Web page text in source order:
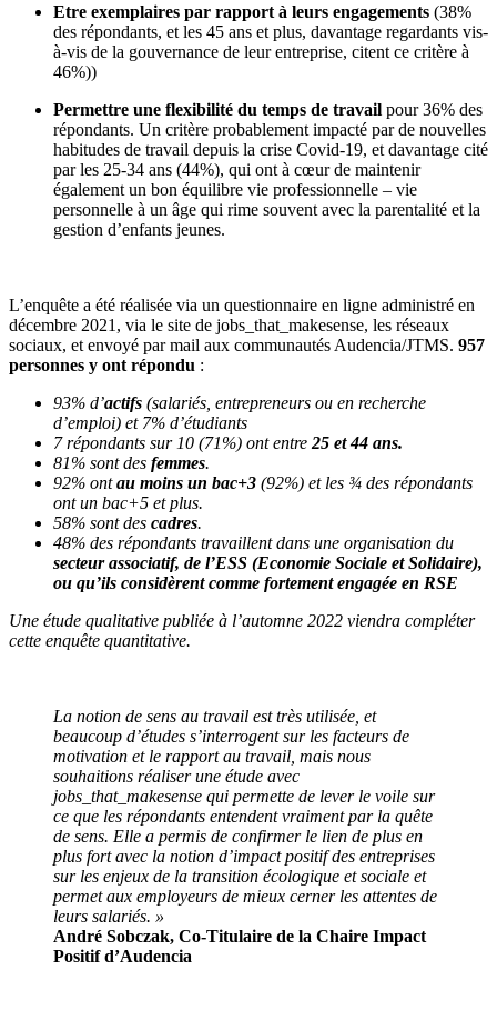
Etre exemplaires par rapport à leurs engagements (38%
des répondants, et les 45 ans et plus, davantage regardants vis-
à-vis de la gouvernance de leur entreprise, citent ce critère à
46%))
Permettre une flexibilité du temps de travail pour 36% des
répondants. Un critère probablement impacté par de nouvelles
habitudes de travail depuis la crise Covid-19, et davantage cité
par les 25-34 ans (44%), qui ont à cœur de maintenir
également un bon équilibre vie professionnelle – vie
personnelle à un âge qui rime souvent avec la parentalité et la
gestion d’enfants jeunes.
L’enquête a été réalisée via un questionnaire en ligne administré en
décembre 2021, via le site de jobs_that_makesense, les réseaux
sociaux, et envoyé par mail aux communautés Audencia/JTMS. 957
personnes y ont répondu :
93% d’actifs (salariés, entrepreneurs ou en recherche
d’emploi) et 7% d’étudiants
7 répondants sur 10 (71%) ont entre 25 et 44 ans.
81% sont des femmes.
92% ontau moins un bac+3 (92%) et les ¾ des répondants
ont un bac+5 et plus.
58% sont des cadres.
48% des répondants travaillent dans une organisation du
secteur associatif, de l’ESS (Economie Sociale et Solidaire),
ou qu’ils considèrent comme fortement engagée en RSE
Une étude qualitative publiée à l’automne 2022 viendra compléter
cette enquête quantitative.
La notion de sens au travail est très utilisée, et
beaucoup d’études s’interrogent sur les facteurs de
motivation et le rapport au travail, mais nous
souhaitions réaliser une étude avec
jobs_that_makesense qui permette de lever le voile sur
ce que les répondants entendent vraiment par la quête
de sens. Elle a permis de confirmer le lien de plus en
plus fort avec la notion d’impact positif des entreprises
sur les enjeux de la transition écologique et sociale et
permet aux employeurs de mieux cerner les attentes de
leurs salariés. »
André Sobczak, Co-Titulaire de la Chaire Impact
Positif d’Audencia